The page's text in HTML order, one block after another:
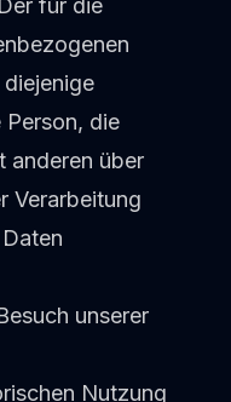
für die
Person, die
anderen über
Verarbeitung
unserer
Nutzung